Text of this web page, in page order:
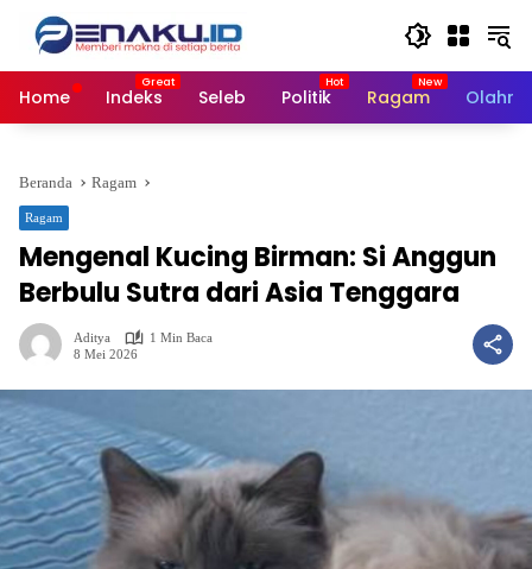
Langsung
Home Indeks Seleb Politik Ragam
Beranda Ragam
Ragam
Mengenal Kucing Birman: Si Anggun
Berbulu Sutra dari Asia Tenggara
Aditya
1 Min Baca
8 Mei 2026